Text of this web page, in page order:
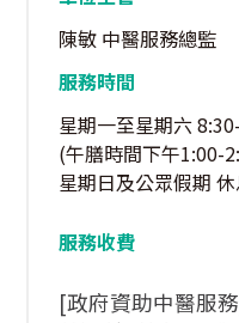
陳敏 中醫服務總監
服務時間
星期一至星期六
(午膳時間下午1:00-
星期日及公眾假期
服務收費
[政府資助中醫服